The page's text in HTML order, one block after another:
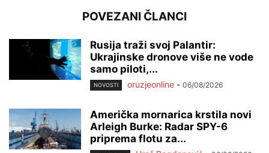
POVEZANI ČLANCI
Rusija traži svoj Palantir:
Ukrajinske dronove više ne vode
samo piloti,...
NOVOSTI oruzjeonline - 06/08/2026
Američka mornarica krstila novi
Arleigh Burke: Radar SPY-6
priprema flotu za...